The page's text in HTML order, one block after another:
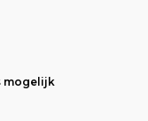
mogelijk